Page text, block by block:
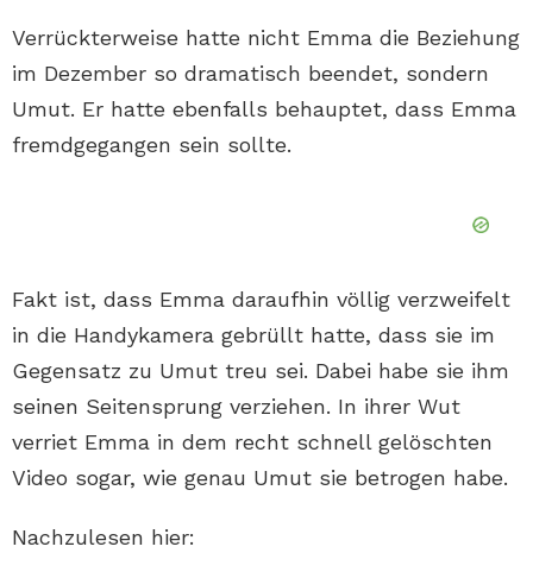
Verrückterweise hatte nicht Emma die Beziehung
im Dezember so dramatisch beendet, sondern
Umut. Er hatte ebenfalls behauptet, dass Emma
fremdgegangen sein sollte.
Fakt ist, dass Emma daraufhin völlig verzweifelt
in die Handykamera gebrüllt hatte, dass sie im
Gegensatz zu Umut treu sei. Dabei habe sie ihm
seinen Seitensprung verziehen. In ihrer Wut
verriet Emma in dem recht schnell gelöschten
Video sogar, wie genau Umut sie betrogen habe.
Nachzulesen hier: